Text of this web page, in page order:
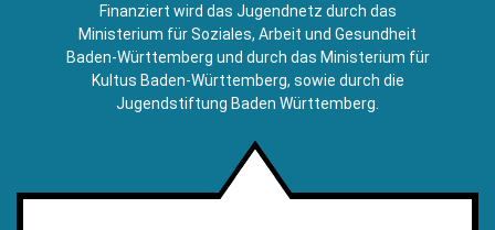
Mail)
Finanziert wird das Jugendnetz durch das
Ministerium für Soziales, Arbeit und Gesundheit
Baden-Württemberg und durch das Ministerium für
Kultus Baden-Württemberg, sowie durch die
Jugendstiftung Baden Württemberg.